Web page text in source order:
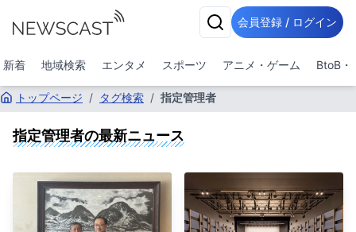
会員登録 / ログイン
新着 地域検索 エンタメ スポーツ アニメ・ゲーム BtoB・
トップページ / タグ検索 / 指定管理者
指定管理者の最新ニュース